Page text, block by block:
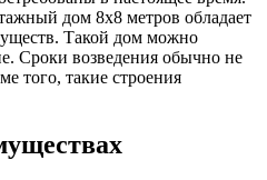
дом 8х8 метров обладает
Такой дом можно
Сроки возведения обычно не
того, такие строения